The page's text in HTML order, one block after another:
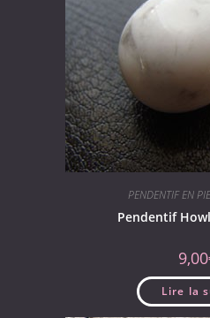
PENDENTIF EN
Pendentif
9,00
Lire la